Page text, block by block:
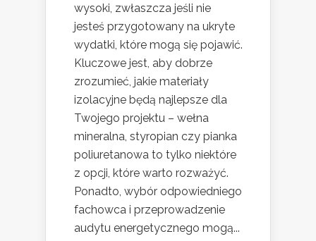
wysoki, zwłaszcza jeśli nie
jesteś przygotowany na ukryte
wydatki, które mogą się pojawić.
Kluczowe jest, aby dobrze
zrozumieć, jakie materiały
izolacyjne będą najlepsze dla
Twojego projektu – wełna
mineralna, styropian czy pianka
poliuretanowa to tylko niektóre
z opcji, które warto rozważyć.
Ponadto, wybór odpowiedniego
fachowca i przeprowadzenie
audytu energetycznego mogą...